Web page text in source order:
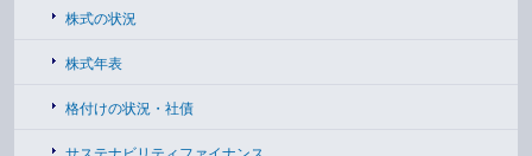
株式の状況
株式年表
格付けの状況・社債
サステナビリティファイナンス